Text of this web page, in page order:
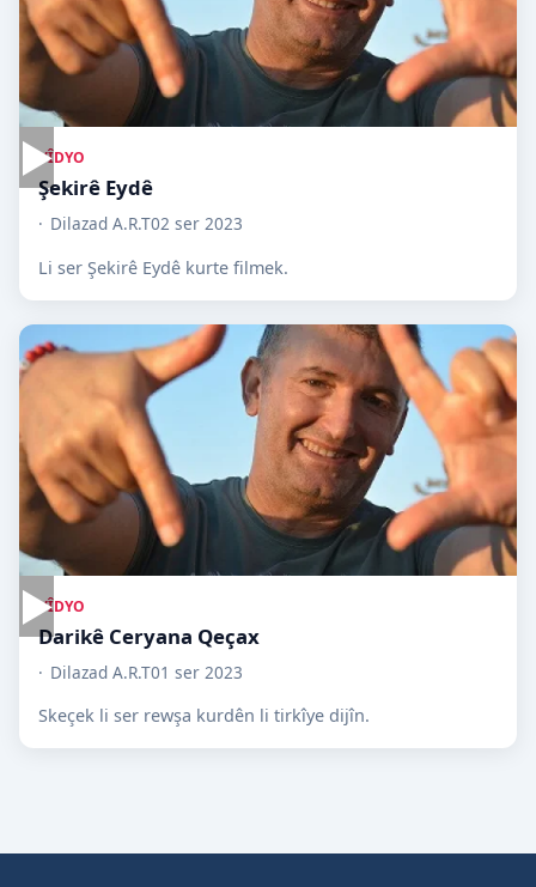
▶VÎDYO
Şekirê Eydê
Dilazad A.R.T02 ser 2023
Li ser Şekirê Eydê kurte filmek.
▶VÎDYO
Darikê Ceryana Qeçax
Dilazad A.R.T01 ser 2023
Skeçek li ser rewşa kurdên li tirkîye dijîn.